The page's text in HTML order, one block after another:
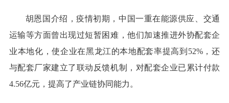
胡恩国介绍，疫情初期，中国一重在能源供应、交通
运输等方面曾出现过短暂困难，他们加速推进外协配套企
业本地化，使企业在黑龙江的本地配套率提高到52%，还
与配套厂家建立了联动反馈机制，对配套企业已累计付款
4.56亿元，提高了产业链协同能力。